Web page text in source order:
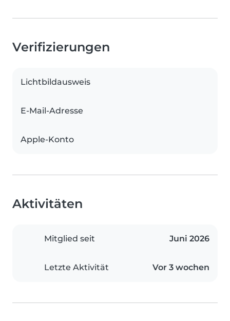
Verifizierungen
Lichtbildausweis
E-Mail-Adresse
Apple-Konto
Aktivitäten
Mitglied seit Juni 2026
Letzte Aktivität Vor 3 wochen